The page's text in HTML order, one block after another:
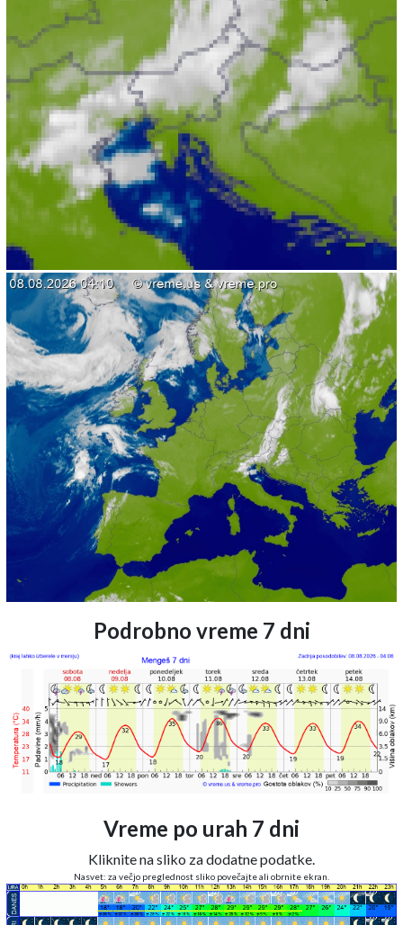
Podrobno vreme 7 dni
Vreme po urah 7 dni
Kliknite na sliko za dodatne podatke.
Nasvet: za večjo preglednost sliko povečajte ali obrnite ekran.